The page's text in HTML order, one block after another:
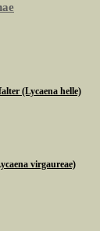
(Lycaena helle)
virgaureae)